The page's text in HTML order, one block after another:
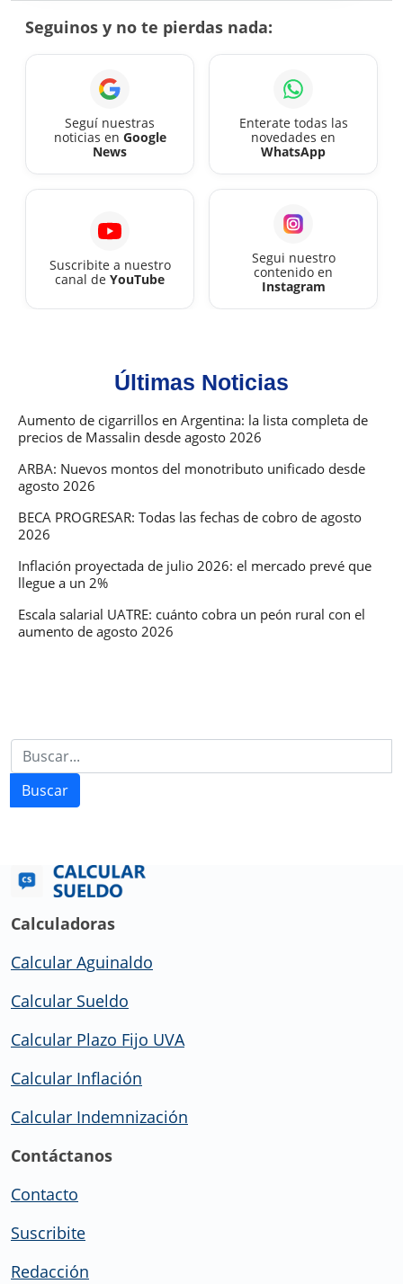
Seguinos y no te pierdas nada:
Seguí nuestras
noticias en Google
News
Enterate todas las
novedades en
WhatsApp
Suscribite a nuestro
canal de YouTube
Segui nuestro
contenido en
Instagram
Últimas Noticias
Aumento de cigarrillos en Argentina: la lista completa de
precios de Massalin desde agosto 2026
ARBA: Nuevos montos del monotributo unificado desde
agosto 2026
BECA PROGRESAR: Todas las fechas de cobro de agosto
2026
Inflación proyectada de julio 2026: el mercado prevé que
llegue a un 2%
Escala salarial UATRE: cuánto cobra un peón rural con el
aumento de agosto 2026
Buscar
Calculadoras
Calcular Aguinaldo
Calcular Sueldo
Calcular Plazo Fijo UVA
Calcular Inflación
Calcular Indemnización
Contáctanos
Contacto
Suscribite
Redacción